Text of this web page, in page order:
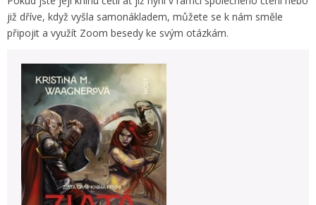
již dříve, když vyšla samonákladem, můžete se k nám směle
připojit a využít Zoom besedy ke svým otázkám.